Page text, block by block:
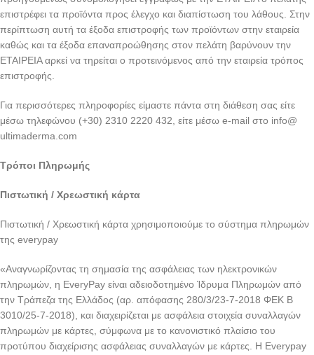
επιστρέφει τα προϊόντα προς έλεγχο και διαπίστωση του λάθους. Στην
περίπτωση αυτή τα έξοδα επιστροφής των προϊόντων στην εταιρεία
καθώς και τα έξοδα επαναπροώθησης στον πελάτη βαρύνουν την
ΕΤΑΙΡΕΙΑ αρκεί να τηρείται ο προτεινόμενος από την εταιρεία τρόπος
επιστροφής.
Για περισσότερες πληροφορίες είμαστε πάντα στη διάθεση σας είτε
μέσω τηλεφώνου (+30) 2310 2220 432, είτε μέσω e-mail στο info@
ultimaderma.com
Τρόποι Πληρωμής
Πιστωτική / Χρεωστική κάρτα
Πιστωτική / Χρεωστική κάρτα χρησιμοποιούμε το σύστημα πληρωμών
της everypay
«Αναγνωρίζοντας τη σημασία της ασφάλειας των ηλεκτρονικών
πληρωμών, η EveryPay είναι αδειοδοτημένο Ίδρυμα Πληρωμών από
την Τράπεζα της Ελλάδος (αρ. απόφασης 280/3/23-7-2018 ΦΕΚ Β
3010/25-7-2018), και διαχειρίζεται με ασφάλεια στοιχεία συναλλαγών
πληρωμών με κάρτες, σύμφωνα με το κανονιστικό πλαίσιο του
προτύπου διαχείρισης ασφάλειας συναλλαγών με κάρτες. Η Everypay